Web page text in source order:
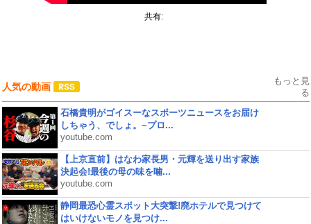
共有:
人気の動画
もっと見
る
石橋貴明がゴイスーなスポーツニュースをお届け
しちゃう、でしょ。~プロ...
youtube.com
【上京直前】はなわ家長男・元輝を送り出す家族
決起会!最後の母の味を噛...
youtube.com
静岡最恐心霊スポット大突撃!廃ホテルで見つけて
はいけないモノを見つけ...